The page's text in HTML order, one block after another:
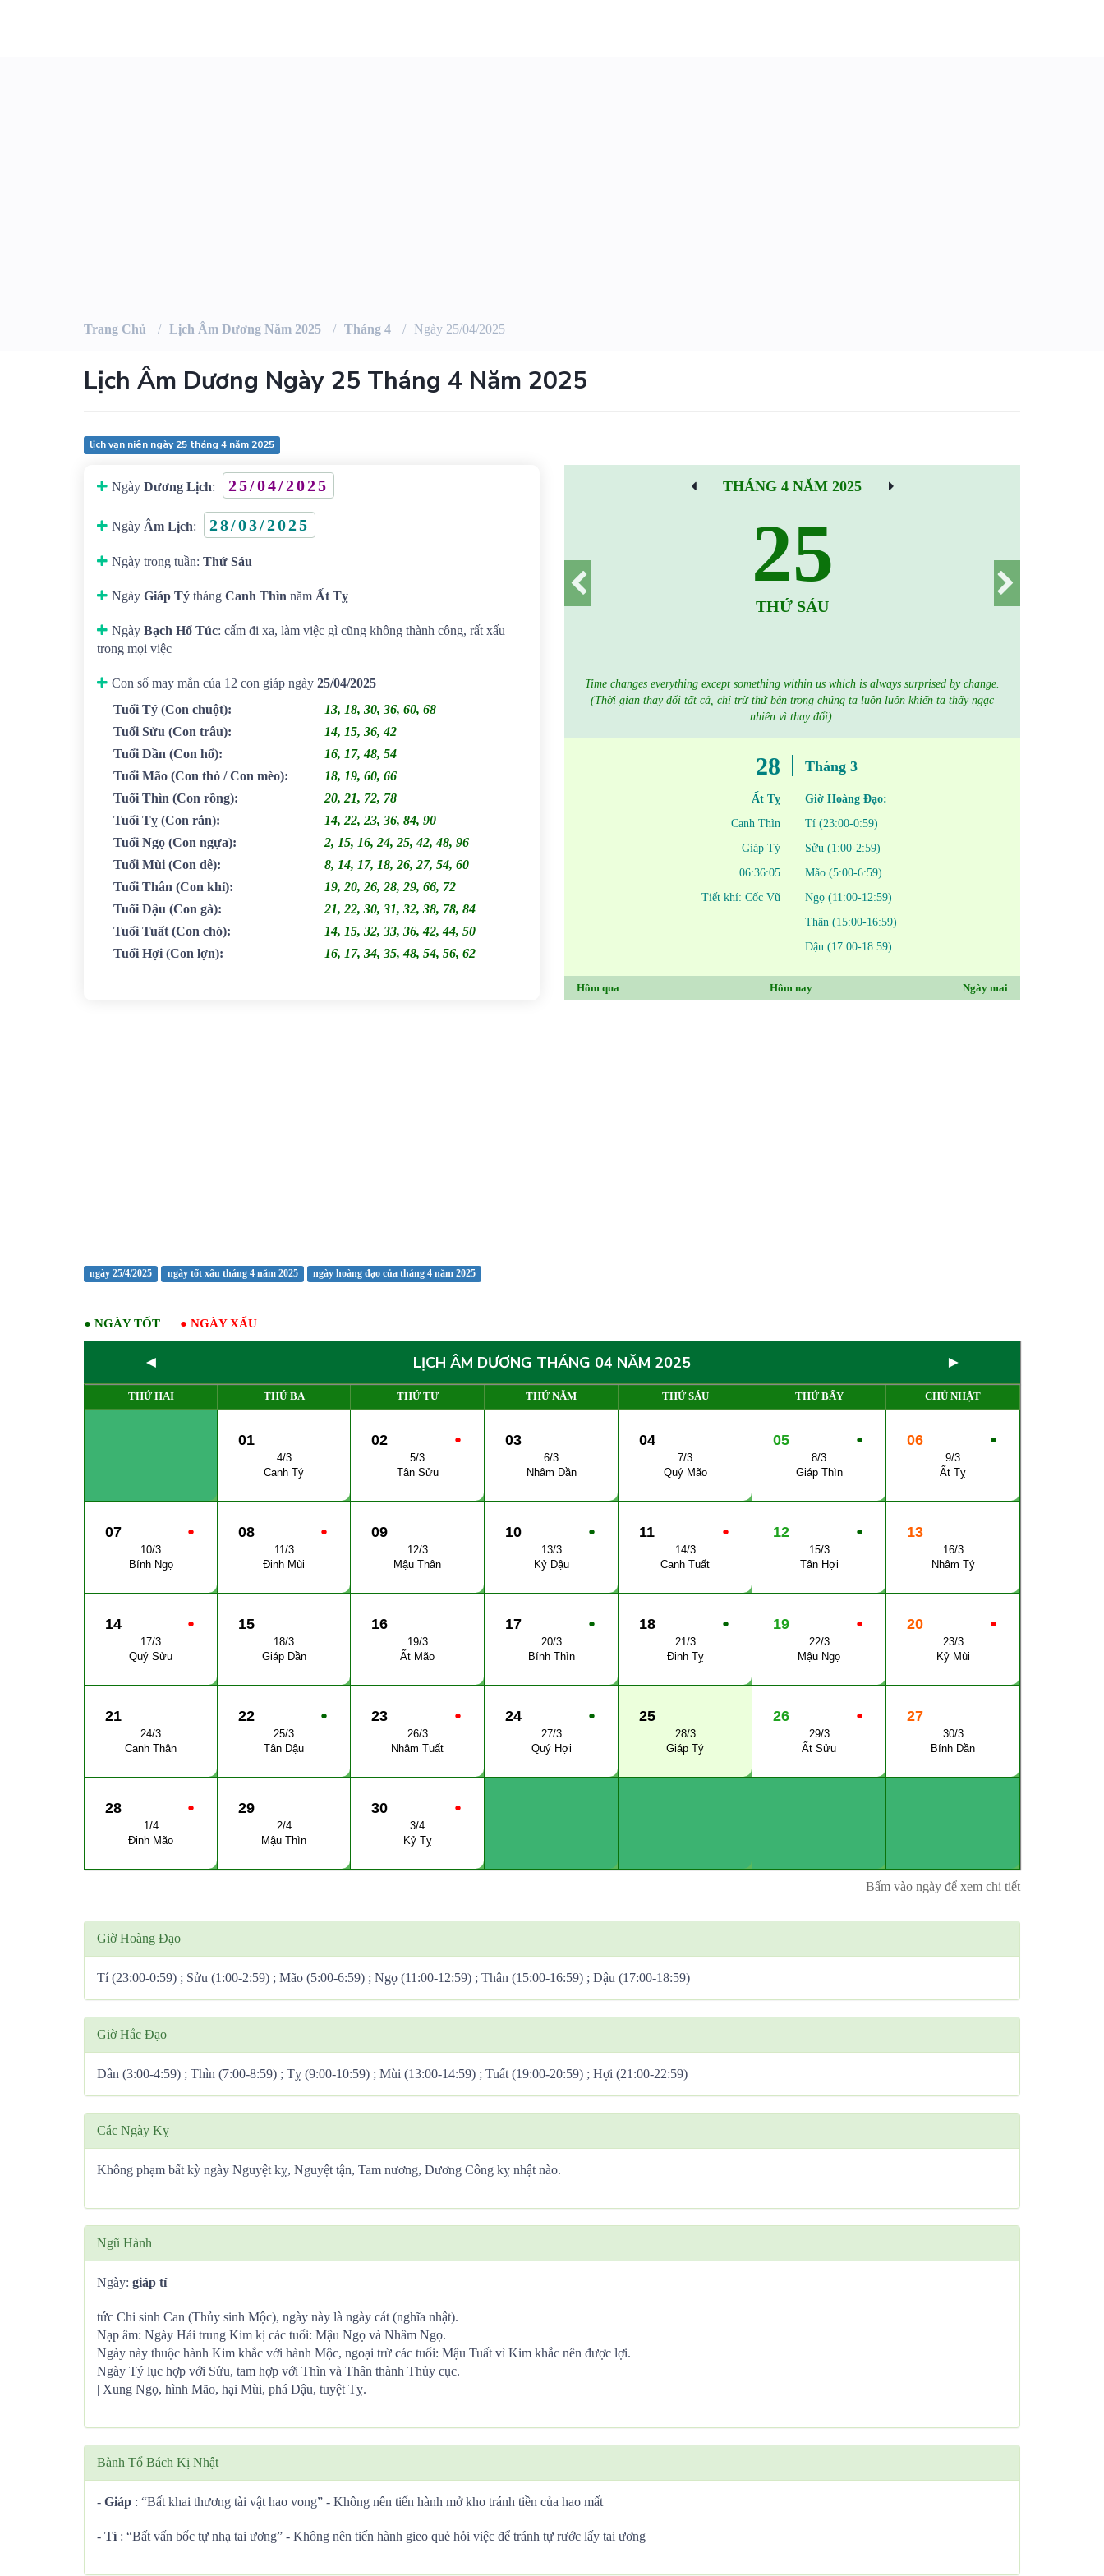
Trang Chủ Lịch Âm Dương Năm 2025 Tháng 4 Ngày 25/04/2025
Lịch Âm Dương Ngày 25 Tháng 4 Năm 2025
lịch vạn niên ngày 25 tháng 4 năm 2025
Ngày Dương Lịch: 25/04/2025
Ngày Âm Lịch: 28/03/2025
Ngày trong tuần: Thứ Sáu
Ngày Giáp Tý tháng Canh Thìn năm Ất Tỵ
Ngày Bạch Hổ Túc: cấm đi xa, làm việc gì cũng không thành công, rất xấu
trong mọi việc
Con số may mắn của 12 con giáp ngày 25/04/2025
Tuổi Tý (Con chuột):
13, 18, 30, 36, 60, 68
Tuổi Sửu (Con trâu):
14, 15, 36, 42
Tuổi Dần (Con hổ):
16, 17, 48, 54
Tuổi Mão (Con thỏ / Con mèo):
18, 19, 60, 66
Tuổi Thìn (Con rồng):
20, 21, 72, 78
Tuổi Tỵ (Con rắn):
14, 22, 23, 36, 84, 90
Tuổi Ngọ (Con ngựa):
2, 15, 16, 24, 25, 42, 48, 96
Tuổi Mùi (Con dê):
8, 14, 17, 18, 26, 27, 54, 60
Tuổi Thân (Con khỉ):
19, 20, 26, 28, 29, 66, 72
Tuổi Dậu (Con gà):
21, 22, 30, 31, 32, 38, 78, 84
Tuổi Tuất (Con chó):
14, 15, 32, 33, 36, 42, 44, 50
Tuổi Hợi (Con lợn): 16, 17, 34, 35, 48, 54, 56, 62
THÁNG 4 NĂM 2025
25
THỨ SÁU
Time changes everything except something within us which is always surprised by change.
(Thời gian thay đổi tất cả, chỉ trừ thứ bên trong chúng ta luôn luôn khiến ta thấy ngạc
nhiên vì thay đổi).
28
Ất Tỵ
Canh Thìn
Giáp Tý
06:36:05
Tiết khí: Cốc Vũ
Tháng 3
Giờ Hoàng Đạo:
Tí (23:00-0:59)
Sửu (1:00-2:59)
Mão (5:00-6:59)
Ngọ (11:00-12:59)
Thân (15:00-16:59)
Dậu (17:00-18:59)
Hôm qua Hôm nay Ngày mai
ngày 25/4/2025 ngày tốt xấu tháng 4 năm 2025 ngày hoàng đạo của tháng 4 năm 2025
● NGÀY TỐT ● NGÀY XẤU
◄ LỊCH ÂM DƯƠNG THÁNG 04 NĂM 2025 ►
THỨ HAI THỨ BA THỨ TƯ THỨ NĂM THỨ SÁU THỨ BẨY CHỦ NHẬT
01
4/3
Canh Tý
●
02
5/3
Tân Sửu
03
6/3
Nhâm Dần
04
7/3
Quý Mão
●
05
8/3
Giáp Thìn
●
06
9/3
Ất Tỵ
●
07
10/3
Bính Ngọ
●
08
11/3
Đinh Mùi
09
12/3
Mậu Thân
●
10
13/3
Kỷ Dậu
●
11
14/3
Canh Tuất
●
12
15/3
Tân Hợi
13
16/3
Nhâm Tý
●
14
17/3
Quý Sửu
15
18/3
Giáp Dần
16
19/3
Ất Mão
●
17
20/3
Bính Thìn
●
18
21/3
Đinh Tỵ
●
19
22/3
Mậu Ngọ
●
20
23/3
Kỷ Mùi
21
24/3
Canh Thân
●
22
25/3
Tân Dậu
●
23
26/3
Nhâm Tuất
●
24
27/3
Quý Hợi
25
28/3
Giáp Tý
●
26
29/3
Ất Sửu
27
30/3
Bính Dần
●
28
1/4
Đinh Mão
29
2/4
Mậu Thìn
●
30
3/4
Kỷ Tỵ
Bấm vào ngày để xem chi tiết
Giờ Hoàng Đạo
Tí (23:00-0:59) ; Sửu (1:00-2:59) ; Mão (5:00-6:59) ; Ngọ (11:00-12:59) ; Thân (15:00-16:59) ; Dậu (17:00-18:59)
Giờ Hắc Đạo
Dần (3:00-4:59) ; Thìn (7:00-8:59) ; Tỵ (9:00-10:59) ; Mùi (13:00-14:59) ; Tuất (19:00-20:59) ; Hợi (21:00-22:59)
Các Ngày Kỵ
Không phạm bất kỳ ngày Nguyệt kỵ, Nguyệt tận, Tam nương, Dương Công kỵ nhật nào.
Ngũ Hành
Ngày: giáp tí
tức Chi sinh Can (Thủy sinh Mộc), ngày này là ngày cát (nghĩa nhật).
Nạp âm: Ngày Hải trung Kim kị các tuổi: Mậu Ngọ và Nhâm Ngọ.
Ngày này thuộc hành Kim khắc với hành Mộc, ngoại trừ các tuổi: Mậu Tuất vì Kim khắc nên được lợi.
Ngày Tý lục hợp với Sửu, tam hợp với Thìn và Thân thành Thủy cục.
| Xung Ngọ, hình Mão, hại Mùi, phá Dậu, tuyệt Tỵ.
Bành Tổ Bách Kị Nhật
- Giáp : “Bất khai thương tài vật hao vong” - Không nên tiến hành mở kho tránh tiền của hao mất
- Tí: “Bất vấn bốc tự nhạ tai ương” - Không nên tiến hành gieo quẻ hỏi việc để tránh tự rước lấy tai ương